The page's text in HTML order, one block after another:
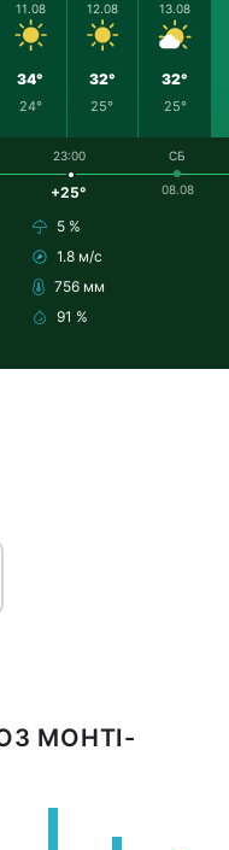
11.08
34°
24°
12.08
32°
25°
13.08
32°
25°
23:00
+25°
5 %
1.8 м/с
756 мм
91 %
СБ
08.08
МОНТІ-